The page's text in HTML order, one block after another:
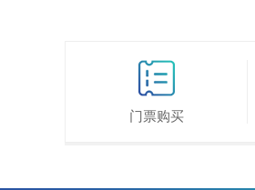
门票购买